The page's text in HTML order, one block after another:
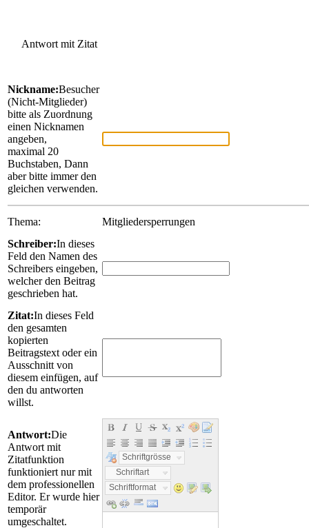
Antwort mit Zitat
Nickname:Besucher
(Nicht-Mitglieder)
bitte als Zuordnung
einen Nicknamen
angeben,
maximal 20
Buchstaben, Dann
aber bitte immer den
gleichen verwenden.
Thema:
Mitgliedersperrungen
Schreiber:In dieses
Feld den Namen des
Schreibers eingeben,
welcher den Beitrag
geschrieben hat.
Zitat:In dieses Feld
den gesamten
kopierten
Beitragstext oder ein
Ausschnitt von
diesem einfügen, auf
den du antworten
willst.
Antwort:Die
Antwort mit
Zitatfunktion
funktioniert nur mit
dem professionellen
Editor. Er wurde hier
temporär
umgeschaltet.
Schriftgrösse
Schriftart
Schriftformat